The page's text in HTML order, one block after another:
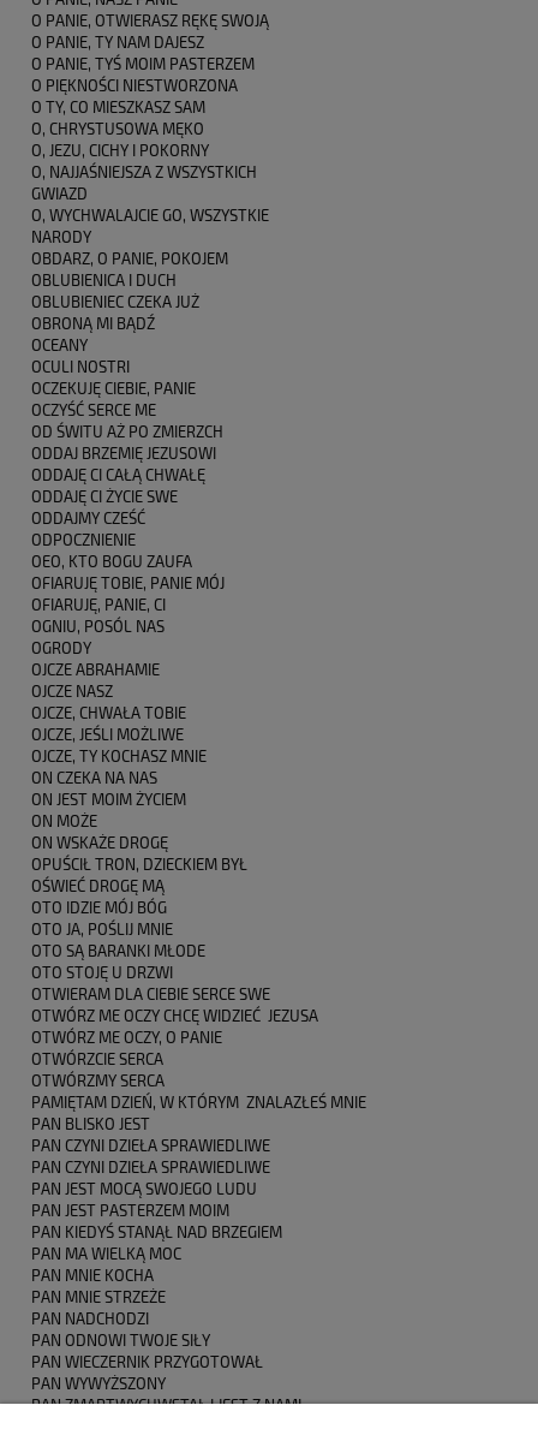
O PANIE, OTWIERASZ RĘKĘ SWOJĄ
O PANIE, TY NAM DAJESZ
O PANIE, TYŚ MOIM PASTERZEM
O PIĘKNOŚCI NIESTWORZONA
O TY, CO MIESZKASZ SAM
O, CHRYSTUSOWA MĘKO
O, JEZU, CICHY I POKORNY
O, NAJJAŚNIEJSZA Z WSZYSTKICH
GWIAZD
O, WYCHWALAJCIE GO, WSZYSTKIE
NARODY
OBDARZ, O PANIE, POKOJEM
OBLUBIENICA I DUCH
OBLUBIENIEC CZEKA JUŻ
OBRONĄ MI BĄDŹ
OCEANY
OCULI NOSTRI
OCZEKUJĘ CIEBIE, PANIE
OCZYŚĆ SERCE ME
OD ŚWITU AŻ PO ZMIERZCH
ODDAJ BRZEMIĘ JEZUSOWI
ODDAJĘ CI CAŁĄ CHWAŁĘ
ODDAJĘ CI ŻYCIE SWE
ODDAJMY CZEŚĆ
ODPOCZNIENIE
OEO, KTO BOGU ZAUFA
OFIARUJĘ TOBIE, PANIE MÓJ
OFIARUJĘ, PANIE, CI
OGNIU, POSÓL NAS
OGRODY
OJCZE ABRAHAMIE
OJCZE NASZ
OJCZE, CHWAŁA TOBIE
OJCZE, JEŚLI MOŻLIWE
OJCZE, TY KOCHASZ MNIE
ON CZEKA NA NAS
ON JEST MOIM ŻYCIEM
ON MOŻE
ON WSKAŻE DROGĘ
OPUŚCIŁ TRON, DZIECKIEM BYŁ
OŚWIEĆ DROGĘ MĄ
OTO IDZIE MÓJ BÓG
OTO JA, POŚLIJ MNIE
OTO SĄ BARANKI MŁODE
OTO STOJĘ U DRZWI
OTWIERAM DLA CIEBIE SERCE SWE
OTWÓRZ ME OCZY CHCĘ WIDZIEĆ JEZUSA
OTWÓRZ ME OCZY, O PANIE
OTWÓRZCIE SERCA
OTWÓRZMY SERCA
PAMIĘTAM DZIEŃ, W KTÓRYM ZNALAZŁEŚ MNIE
PAN BLISKO JEST
PAN CZYNI DZIEŁA SPRAWIEDLIWE
PAN CZYNI DZIEŁA SPRAWIEDLIWE
PAN JEST MOCĄ SWOJEGO LUDU
PAN JEST PASTERZEM MOIM
PAN KIEDYŚ STANĄŁ NAD BRZEGIEM
PAN MA WIELKĄ MOC
PAN MNIE KOCHA
PAN MNIE STRZEŻE
PAN NADCHODZI
PAN ODNOWI TWOJE SIŁY
PAN WIECZERNIK PRZYGOTOWAŁ
PAN WYWYŻSZONY
PAN ZMARTWYCHWSTAŁ I JEST Z NAMI